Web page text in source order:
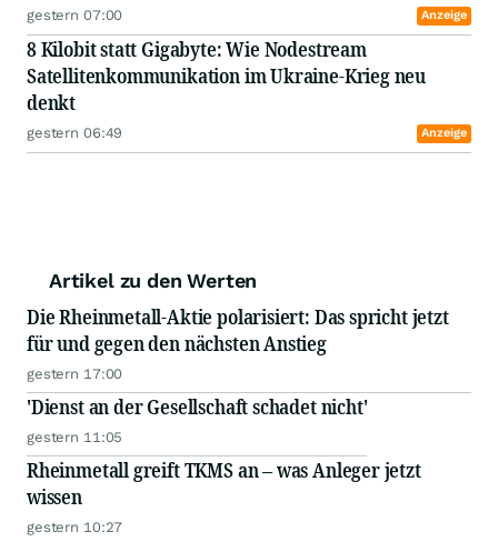
gestern 07:00 Anzeige
8 Kilobit statt Gigabyte: Wie Nodestream
Satellitenkommunikation im Ukraine-Krieg neu
denkt
gestern 06:49 Anzeige
Artikel zu den Werten
Die Rheinmetall-Aktie polarisiert: Das spricht jetzt
für und gegen den nächsten Anstieg
gestern 17:00
'Dienst an der Gesellschaft schadet nicht'
gestern 11:05
Rheinmetall greift TKMS an – was Anleger jetzt
wissen
gestern 10:27